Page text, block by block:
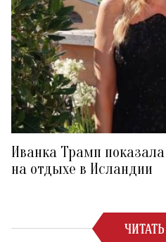
Иванка Трамп
на отдыхе в Исландии